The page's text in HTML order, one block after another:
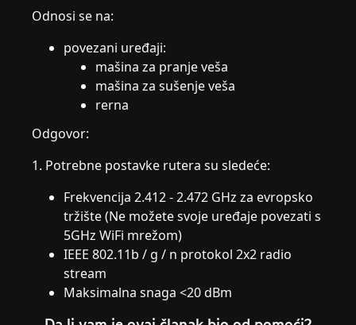
Odnosi se na:
povezani uređaji:
mašina za pranje veša
mašina za sušenje veša
rerna
Odgovor:
1. Potrebne postavke rutera su sledeće:
Frekvencija 2.412 - 2.472 GHz za evropsko
tržište (Ne možete svoje uređaje povezati s
5GHz WiFi mrežom)
IEEE 802.11b / g / n protokol 2x2 radio
stream
Maksimalna snaga <20 dBm